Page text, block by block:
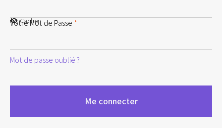
Votre Mot de Passe *
Cacher
Mot de passe oublié ?